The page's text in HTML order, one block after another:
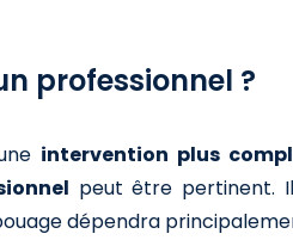
professionnel ?
intervention plus
peut être pertinent.
dépendra